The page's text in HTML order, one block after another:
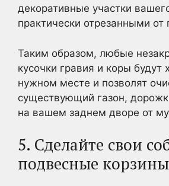
декоративные участки
практически отрезанными от
Таким образом, любые
кусочки гравия и коры будут
нужном месте и позволят
существующий газон,
на вашем заднем дворе от
5. Сделайте свои
подвесные корзины